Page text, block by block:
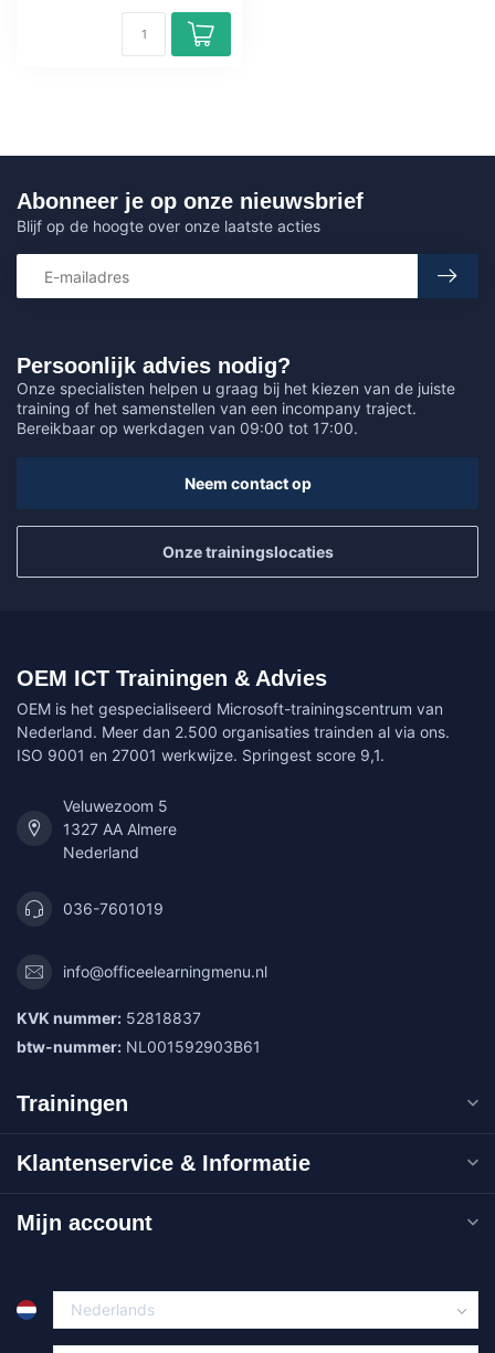
Persoonlijk advies nodig?
Onze specialisten helpen u graag bij het kiezen van de juiste
training of het samenstellen van een incompany traject.
Bereikbaar op werkdagen van 09:00 tot 17:00.
Neem contact op
Onze trainingslocaties
Abonneer je op onze nieuwsbrief
Blijf op de hoogte over onze laatste acties
OEM ICT Trainingen & Advies
OEM is het gespecialiseerd Microsoft-trainingscentrum van
Nederland. Meer dan 2.500 organisaties trainden al via ons.
ISO 9001 en 27001 werkwijze. Springest score 9,1.
Veluwezoom 5
1327 AA Almere
Nederland
036-7601019
info@officeelearningmenu.nl
KVK nummer: 52818837
btw-nummer: NL001592903B61
Trainingen
Klantenservice & Informatie
Mijn account